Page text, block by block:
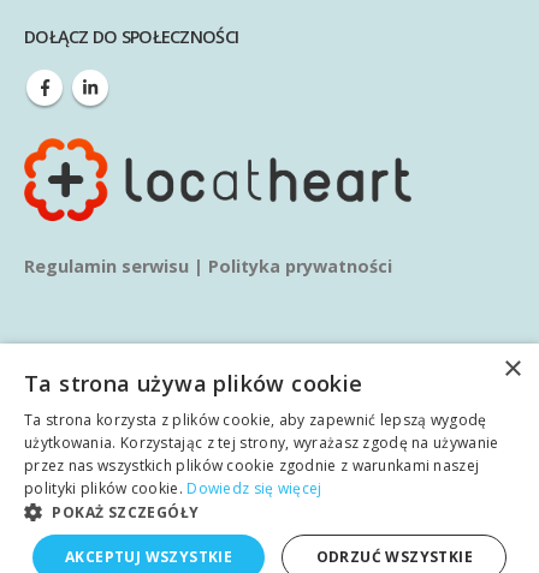
DOŁĄCZ DO SPOŁECZNOŚCI
Regulamin serwisu | Polityka prywatności
© copyright 2020. Wszelkie prawa zastrzeżone.
Główna O nas Usługi Blog
Realizacje Kontakt
angielski
×
Ta strona używa plików cookie
Ta strona korzysta z plików cookie, aby zapewnić lepszą wygodę
użytkowania. Korzystając z tej strony, wyrażasz zgodę na używanie
przez nas wszystkich plików cookie zgodnie z warunkami naszej
polityki plików cookie. Dowiedz się więcej
POKAŻ SZCZEGÓŁY
AKCEPTUJ WSZYSTKIE ODRZUĆ WSZYSTKIE